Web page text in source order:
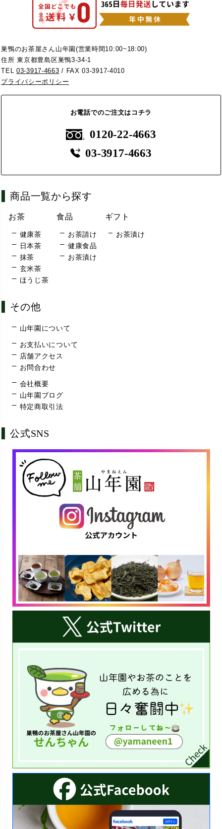
巣鴨のお茶屋さん山年園(営業時間10:00~18:00)
住所 東京都豊島区巣鴨3-34-1
TEL03-3917-4663 / FAX 03-3917-4010
プライバシーポリシー
お電話でのご注文はコチラ
0120-22-4663
03-3917-4663
商品一覧から探す
お茶
健康茶
日本茶
抹茶
玄米茶
ほうじ茶
食品
お茶請け
健康食品
お茶漬け
ギフト
お茶漬け
その他
山年園について
お支払いについて
店舗アクセス
お問合わせ
会社概要
山年園ブログ
特定商取引法
公式SNS